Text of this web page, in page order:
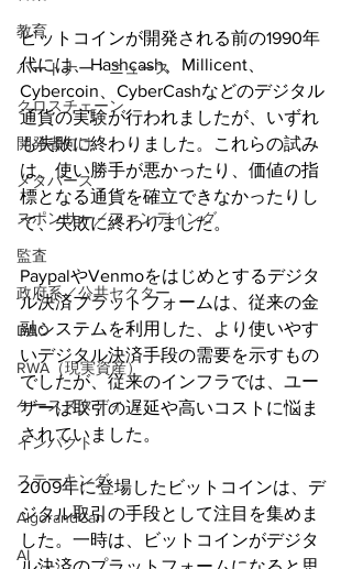
教育
パートナー・ニュース
クロスチェーン
開発者向け
メタバース
スポンサー／ファンディング
監査
政府系／公共セクター
DAO
RWA（現実資産）
ケーススタディ
インパクト
ステーキング
AlgorandCan
AI
ビットコインが開発される前の1990年
代には、Hashcash、Millicent、
Cybercoin、CyberCashなどのデジタル
通貨の実験が行われましたが、いずれ
も失敗に終わりました。これらの試み
は、使い勝手が悪かったり、価値の指
標となる通貨を確立できなかったりし
て、失敗に終わりました。
PaypalやVenmoをはじめとするデジタ
ル決済プラットフォームは、従来の金
融システムを利用した、より使いやす
いデジタル決済手段の需要を示すもの
でしたが、従来のインフラでは、ユー
ザーは取引の遅延や高いコストに悩ま
されていました。
2009年に登場したビットコインは、デ
ジタル取引の手段として注目を集めま
した。一時は、ビットコインがデジタ